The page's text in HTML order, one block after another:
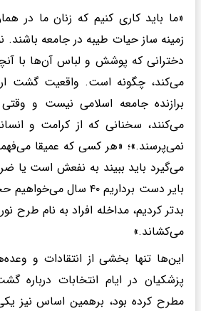
«ما باید کاری کنیم که زنان ما در
زمینه ساز حیات طیبه در جامعه باشند.
دخترانی که پوشش و لباس آن‌ها با
می‌کند، چگونه است. واقعیت گشت
برازنده جامعه اسلامی نیست و
می‌کنند، سخنانی که از کرامت و
نمی‌پرسند.»؛ «هر کسی که عمیقا
می‌گیرد باید ببیند به نفعش است یا
بایر دست برداریم ۴۰ سال
بدتر کردیم، مداخله افراد به نام طرح
می‌کشاند.»
این‌ها تنها بخشی از انتقادات و
پزشکیان در ایام انتخابات درباره
مطرح کرده بود، برهمین اساس نیز